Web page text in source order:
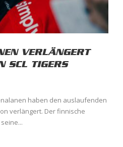
VERLÄNGERT
SCL TIGERS
haben den auslaufenden
verlängert. Der finnische